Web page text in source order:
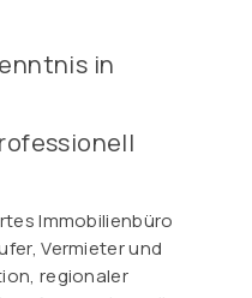
in
Immobilienbüro
Vermieter und
regionaler